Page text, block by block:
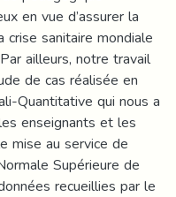
en vue d’assurer la
sanitaire mondiale
ailleurs, notre travail
de cas réalisée en
Quantitative qui nous a
enseignants et les
mise au service de
Supérieure de
recueillies par le